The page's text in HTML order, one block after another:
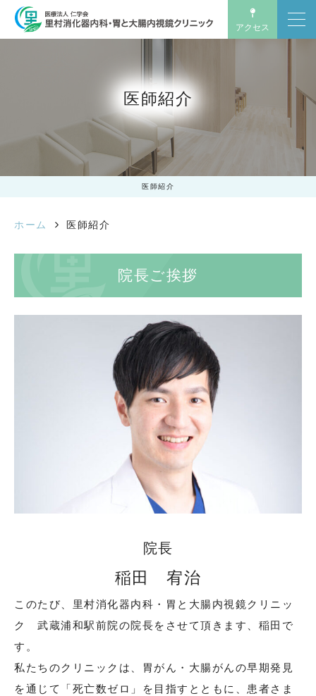
アクセス
医師紹介
医師紹介
ホーム 医師紹介
院長ご挨拶
このたび、里村消化器内科・胃と大腸内視鏡クリニッ
ク 武蔵浦和駅前院の院長をさせて頂きます、稲田で
す。
私たちのクリニックは、胃がん・大腸がんの早期発見
を通じて「死亡数ゼロ」を目指すとともに、患者さま
院長
稲田 宥治